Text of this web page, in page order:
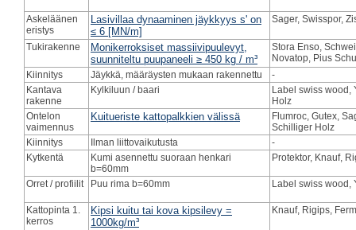
Askeläänen
eristys
Lasivillaa dynaaminen jäykkyys s' on
≤ 6 [MN/m]
Sager, Swisspor,
Tukirakenne
Monikerroksiset massiivipuulevyt,
suunniteltu puupaneeli ≥ 450 kg / m³
Stora Enso,
Novatop, Pius
Kiinnitys
Jäykkä, määräysten mukaan rakennettu
-
Kantava
rakenne
Kylkiluun / baari
Label swiss wood,
Holz
Ontelon
vaimennus
Kuitueriste kattopalkkien välissä
Flumroc, Gutex,
Schilliger Holz
Kiinnitys
Ilman liittovaikutusta
-
Kytkentä
Kumi asennettu suoraan henkari
b=60mm
Protektor, Knauf,
Orret / profiilit Puu rima b=60mm Label swiss wood,
Kattopinta 1.
kerros
Kipsi kuitu tai kova kipsilevy =
1000kg/m³
Knauf, Rigips,